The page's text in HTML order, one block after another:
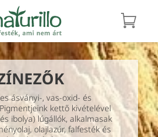
ásványi-, vas-oxid- és
kettő kivételével
ibolya) lúgállók, alkalmasak
olajlazúr, falfesték és